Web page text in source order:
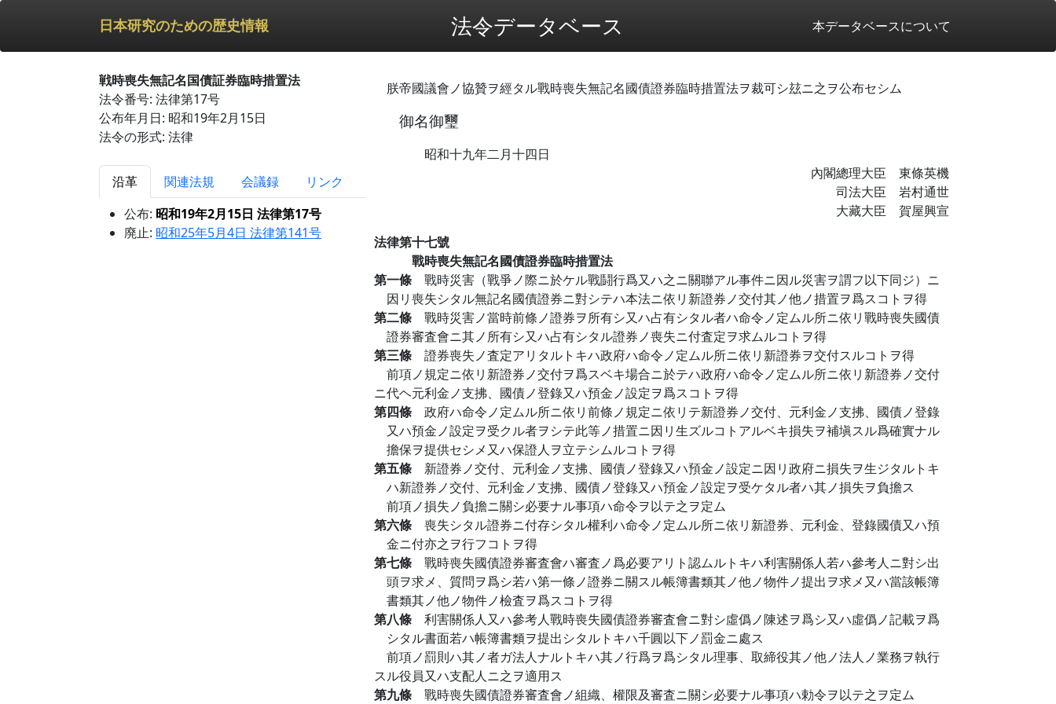
日本研究のための歴史情報 法令データベース 本データベースについて
戦時喪失無記名国債証券臨時措置法
法令番号: 法律第17号
公布年月日: 昭和19年2月15日
法令の形式: 法律
沿革 関連法規 会議録
リンク
公布: 昭和19年2月15日 法律第17号
廃止: 昭和25年5月4日 法律第141号
朕帝國議會ノ協贊ヲ經タル戰時喪失無記名國債證券臨時措置法ヲ裁可シ玆ニ之ヲ公布セシム
御名御璽
昭和十九年二月十四日
內閣總理大臣 東條英機
司法大臣 岩村通世
大藏大臣 賀屋興宣
法律第十七號
戰時喪失無記名國債證券臨時措置法
第一條 戰時災害（戰爭ノ際ニ於ケル戰鬪行爲又ハ之ニ關聯アル事件ニ因ル災害ヲ謂フ以下同ジ）ニ
因リ喪失シタル無記名國債證券ニ對シテハ本法ニ依リ新證券ノ交付其ノ他ノ措置ヲ爲スコトヲ得
第二條 戰時災害ノ當時前條ノ證券ヲ所有シ又ハ占有シタル者ハ命令ノ定ムル所ニ依リ戰時喪失國債
證券審査會ニ其ノ所有シ又ハ占有シタル證券ノ喪失ニ付査定ヲ求ムルコトヲ得
第三條 證券喪失ノ査定アリタルトキハ政府ハ命令ノ定ムル所ニ依リ新證券ヲ交付スルコトヲ得
前項ノ規定ニ依リ新證券ノ交付ヲ爲スベキ場合ニ於テハ政府ハ命令ノ定ムル所ニ依リ新證券ノ交付
ニ代ヘ元利金ノ支拂、國債ノ登錄又ハ預金ノ設定ヲ爲スコトヲ得
第四條 政府ハ命令ノ定ムル所ニ依リ前條ノ規定ニ依リテ新證券ノ交付、元利金ノ支拂、國債ノ登錄
又ハ預金ノ設定ヲ受クル者ヲシテ此等ノ措置ニ因リ生ズルコトアルベキ損失ヲ補塡スル爲確實ナル
擔保ヲ提供セシメ又ハ保證人ヲ立テシムルコトヲ得
第五條 新證券ノ交付、元利金ノ支拂、國債ノ登錄又ハ預金ノ設定ニ因リ政府ニ損失ヲ生ジタルトキ
ハ新證券ノ交付、元利金ノ支拂、國債ノ登錄又ハ預金ノ設定ヲ受ケタル者ハ其ノ損失ヲ負擔ス
前項ノ損失ノ負擔ニ關シ必要ナル事項ハ命令ヲ以テ之ヲ定ム
第六條 喪失シタル證券ニ付存シタル權利ハ命令ノ定ムル所ニ依リ新證券、元利金、登錄國債又ハ預
金ニ付亦之ヲ行フコトヲ得
第七條 戰時喪失國債證券審査會ハ審査ノ爲必要アリト認ムルトキハ利害關係人若ハ參考人ニ對シ出
頭ヲ求メ、質問ヲ爲シ若ハ第一條ノ證券ニ關スル帳簿書類其ノ他ノ物件ノ提出ヲ求メ又ハ當該帳簿
書類其ノ他ノ物件ノ檢査ヲ爲スコトヲ得
第八條 利害關係人又ハ參考人戰時喪失國債證券審査會ニ對シ虛僞ノ陳述ヲ爲シ又ハ虛僞ノ記載ヲ爲
シタル書面若ハ帳簿書類ヲ提出シタルトキハ千圓以下ノ罰金ニ處ス
前項ノ罰則ハ其ノ者ガ法人ナルトキハ其ノ行爲ヲ爲シタル理事、取締役其ノ他ノ法人ノ業務ヲ執行
スル役員又ハ支配人ニ之ヲ適用ス
第九條 戰時喪失國債證券審査會ノ組織、權限及審査ニ關シ必要ナル事項ハ勅令ヲ以テ之ヲ定ム